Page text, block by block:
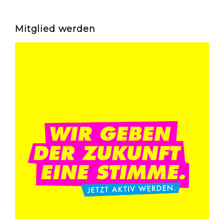
Mitglied werden